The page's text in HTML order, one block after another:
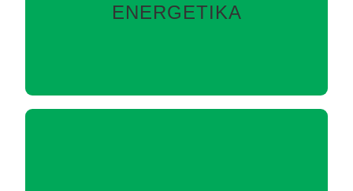
ENERGETIKA